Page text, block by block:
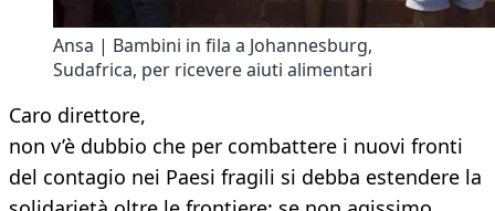
Ansa | Bambini in fila a Johannesburg,
Sudafrica, per ricevere aiuti alimentari
Caro direttore,
non v’è dubbio che per combattere i nuovi fronti
del contagio nei Paesi fragili si debba estendere la